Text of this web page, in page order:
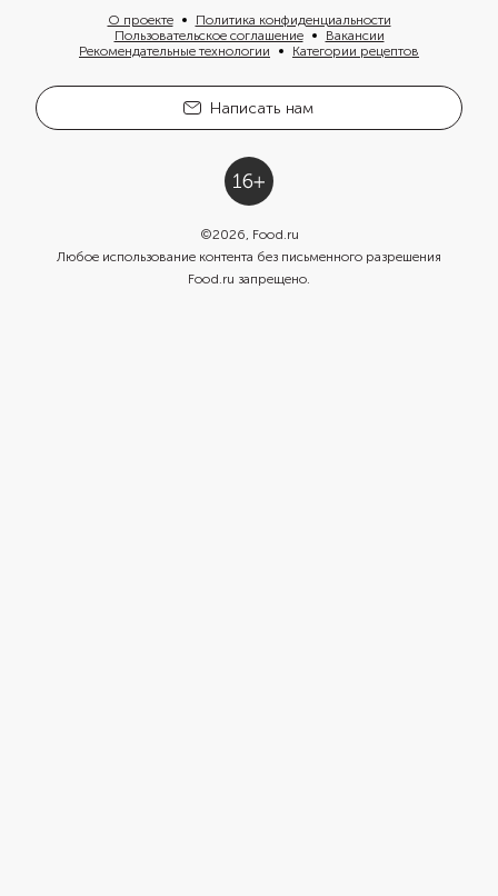
О проекте
Политика конфиденциальности
Пользовательское соглашение
Вакансии
Рекомендательные технологии
Категории рецептов
Написать нам
©2026, Food.ru
Любое использование контента без письменного разрешения
Food.ru запрещено.